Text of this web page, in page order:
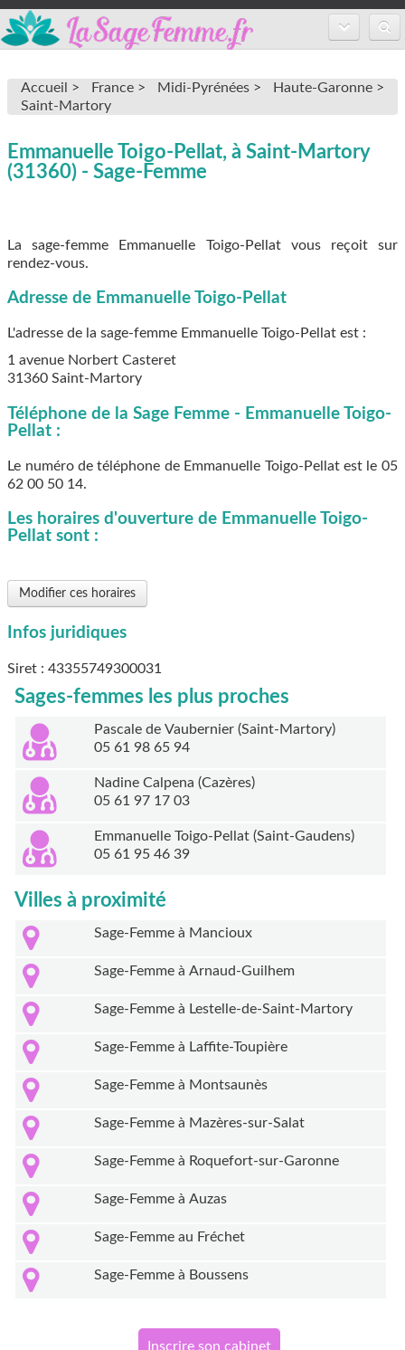
Annuaire des sages-femmes
FAQ
Accueil > France > Midi-Pyrénées >
Haute-Garonne >
Saint-Martory
Emmanuelle Toigo-Pellat, à Saint-Martory
(31360) - Sage-Femme
La sage-femme Emmanuelle Toigo-Pellat vous reçoit sur
rendez-vous.
Adresse de Emmanuelle Toigo-Pellat
L'adresse de la sage-femme Emmanuelle Toigo-Pellat est :
1 avenue Norbert Casteret
31360 Saint-Martory
Téléphone de la Sage Femme - Emmanuelle Toigo-
Pellat :
Le numéro de téléphone de Emmanuelle Toigo-Pellat est le 05
62 00 50 14.
Les horaires d'ouverture de Emmanuelle Toigo-
Pellat sont :
Modifier ces horaires
Infos juridiques
Siret : 43355749300031
Sages-femmes les plus proches
Pascale de Vaubernier (Saint-Martory)
05 61 98 65 94
Nadine Calpena (Cazères)
05 61 97 17 03
Emmanuelle Toigo-Pellat (Saint-Gaudens)
05 61 95 46 39
Villes à proximité
Sage-Femme à Mancioux
Sage-Femme à Arnaud-Guilhem
Sage-Femme à Lestelle-de-Saint-Martory
Sage-Femme à Laffite-Toupière
Sage-Femme à Montsaunès
Sage-Femme à Mazères-sur-Salat
Sage-Femme à Roquefort-sur-Garonne
Sage-Femme à Auzas
Sage-Femme au Fréchet
Sage-Femme à Boussens
Inscrire son cabinet